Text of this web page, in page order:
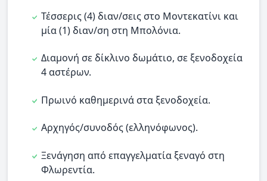
Τέσσερις (4) διαν/σεις στο Μοντεκατίνι και
μία (1) διαν/ση στη Μπολόνια.
Διαμονή σε δίκλινο δωμάτιο, σε ξενοδοχεία
4 αστέρων.
Πρωινό καθημερινά στα ξενοδοχεία.
Αρχηγός/συνοδός (ελληνόφωνος).
Ξενάγηση από επαγγελματία ξεναγό στη
Φλωρεντία.